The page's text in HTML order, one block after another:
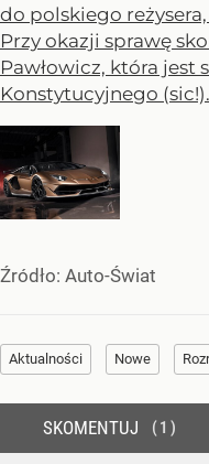
do polskiego
Przy okazji sprawę
Pawłowicz, która jest
Konstytucyjnego (sic!).
Źródło: Auto-Świat
Aktualności Nowe
SKOMENTUJ 1